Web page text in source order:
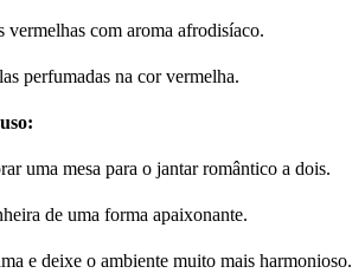
vermelhas com aroma afrodisíaco.
perfumadas na cor vermelha.
uma mesa para o jantar romântico a dois.
de uma forma apaixonante.
e deixe o ambiente muito mais harmonioso.